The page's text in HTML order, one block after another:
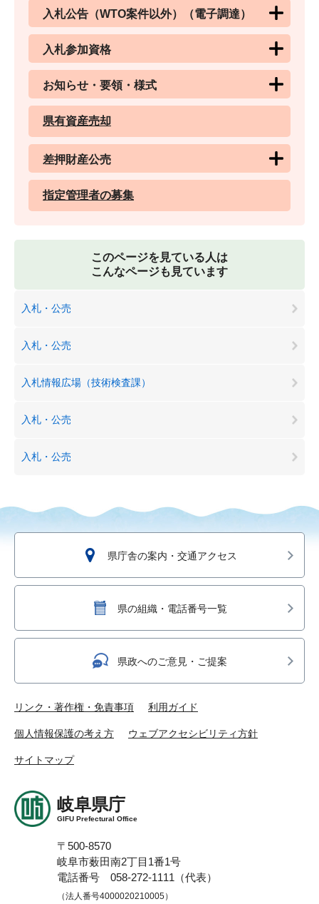
入札公告（WTO案件以外）（電子調達）
入札参加資格
お知らせ・要領・様式
県有資産売却
差押財産公売
指定管理者の募集
このページを見ている人は
こんなページも見ています
入札・公売
入札・公売
入札情報広場（技術検査課）
入札・公売
入札・公売
県庁舎の案内・交通アクセス
県の組織・電話番号一覧
県政へのご意見・ご提案
リンク・著作権・免責事項 利用ガイド
個人情報保護の考え方 ウェブアクセシビリティ方針
サイトマップ
岐阜県庁
GIFU Prefectural Office
〒500-8570
岐阜市薮田南2丁目1番1号
電話番号 058-272-1111（代表）
（法人番号4000020210005）